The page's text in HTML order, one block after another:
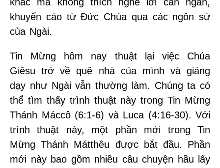
khác mà không thích nghe lời can ngăn,
khuyến cáo từ Đức Chúa qua các ngôn sứ
của Ngài.
Tin Mừng hôm nay thuật lại việc Chúa
Giêsu trở về quê nhà của mình và giảng
dạy như Ngài vẫn thường làm. Chúng ta có
thể tìm thấy trình thuật này trong Tin Mừng
Thánh Máccô (6:1-6) và Luca (4:16-30). Với
trình thuật này, một phần mới trong Tin
Mừng Thánh Mátthêu được bắt đầu. Phần
mới này bao gồm nhiều câu chuyện hầu lấy